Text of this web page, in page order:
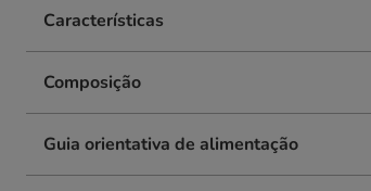
Características
Composição
Guia orientativa de alimentação